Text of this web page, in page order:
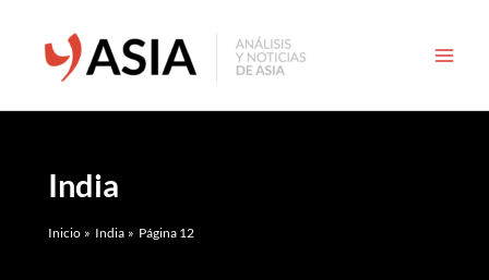
contenido
India
Inicio India Página 12